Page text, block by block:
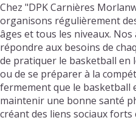
Chez "DPK Carnières
organisons régulièrement
âges et tous les niveaux.
répondre aux besoins de
de pratiquer le basketball en
ou de se préparer à la
fermement que le basketball
maintenir une bonne santé
créant des liens sociaux forts